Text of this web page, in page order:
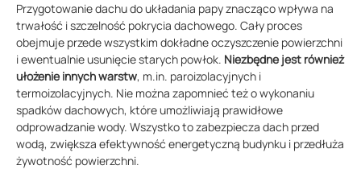
Przygotowanie dachu do układania papy znacząco wpływa na
trwałość i szczelność pokrycia dachowego. Cały proces
obejmuje przede wszystkim dokładne oczyszczenie powierzchni
i ewentualnie usunięcie starych powłok. Niezbędne jest również
ułożenie innych warstw, m.in. paroizolacyjnych i
termoizolacyjnych. Nie można zapomnieć też o wykonaniu
spadków dachowych, które umożliwiają prawidłowe
odprowadzanie wody. Wszystko to zabezpiecza dach przed
wodą, zwiększa efektywność energetyczną budynku i przedłuża
żywotność powierzchni.